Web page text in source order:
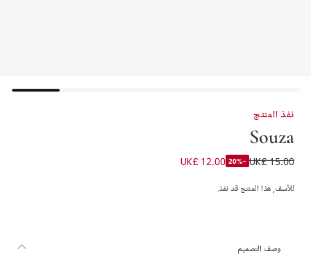
نفذ المنتج
Souza
طقم مكياج بطبعة جنيات لون زهري للبنات
UK£ 15.00
-20%
UK£ 12.00
للأسف, هذا المنتج قد نفذ.
وصف التصميم